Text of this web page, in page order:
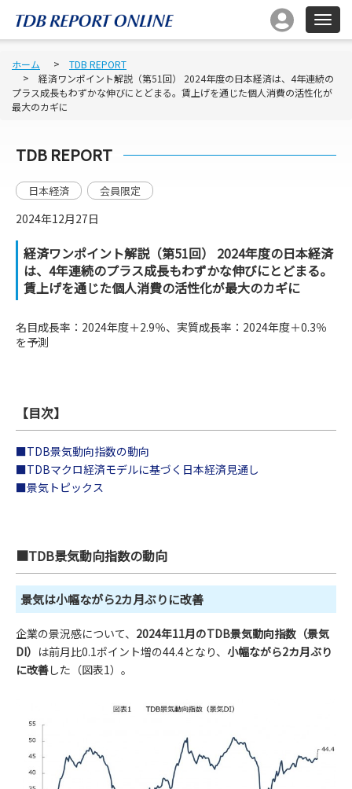
ホーム
TDB REPORT
経済ワンポイント解説（第51回） 2024年度の日本経済は、4年連続の
プラス成長もわずかな伸びにとどまる。賃上げを通じた個人消費の活性化が
最大のカギに
TDB REPORT
日本経済 会員限定
2024年12月27日
経済ワンポイント解説（第51回） 2024年度の日本経済
は、4年連続のプラス成長もわずかな伸びにとどまる。
賃上げを通じた個人消費の活性化が最大のカギに
名目成長率：2024年度＋2.9％、実質成長率：2024年度＋0.3％
を予測
【目次】
■TDB景気動向指数の動向
■TDBマクロ経済モデルに基づく日本経済見通し
■景気トピックス
■TDB景気動向指数の動向
景気は小幅ながら2カ月ぶりに改善
企業の景況感について、 2024年11月のTDB景気動向指数（景気
DI） は前月比0.1ポイント増の44.4となり、 小幅ながら2カ月ぶり
に改善した（図表1）。